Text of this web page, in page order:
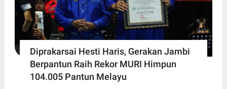
Diprakarsai Hesti Haris, Gerakan Jambi
Berpantun Raih Rekor MURI Himpun
104.005 Pantun Melayu